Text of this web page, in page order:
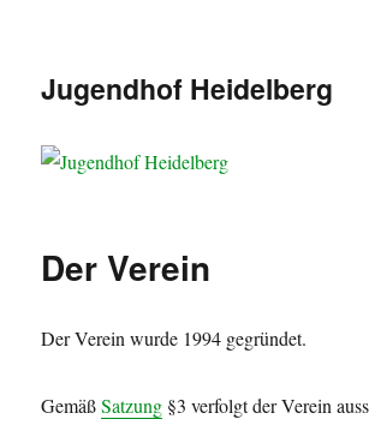
Jugendhof Heidelberg
Der Verein
Der Verein wurde 1994 gegründet.
GemäßSatzung §3 verfolgt der Verein